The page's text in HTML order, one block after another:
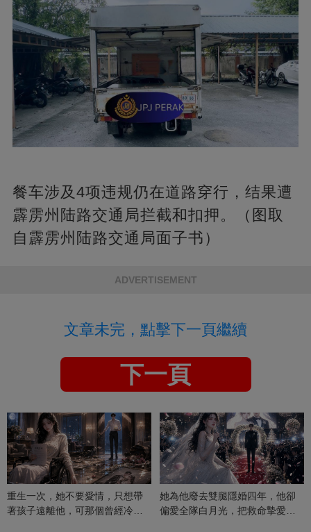
餐车涉及4项违规仍在道路穿行，结果遭
霹雳州陆路交通局拦截和扣押。（图取
自霹雳州陆路交通局面子书）
ADVERTISEMENT
文章未完，點擊下一頁繼續
下一頁
重生一次，她不要愛情，只想帶
著孩子遠離他，可那個曾經冷漠
她為他廢去雙腿隱婚四年，他卻
偏愛全隊白月光，把救命摯愛當